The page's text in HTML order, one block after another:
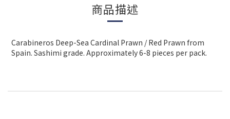
商品描述
Carabineros Deep-Sea Cardinal Prawn / Red Prawn from
Spain. Sashimi grade. Approximately 6-8 pieces per pack.